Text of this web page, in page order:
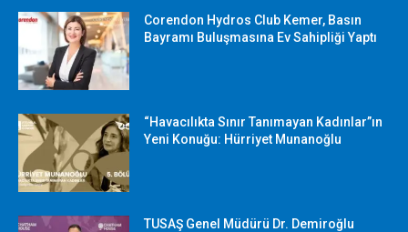
Corendon Hydros Club Kemer, Basın
Bayramı Buluşmasına Ev Sahipliği Yaptı
“Havacılıkta Sınır Tanımayan Kadınlar”ın
Yeni Konuğu: Hürriyet Munanoğlu
TUSAŞ Genel Müdürü Dr. Demiroğlu